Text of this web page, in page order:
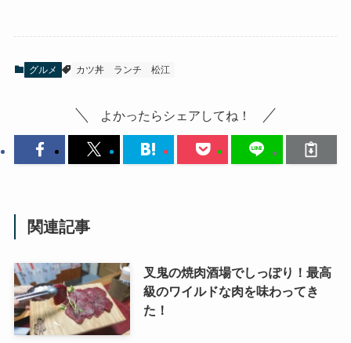
グルメ カツ丼 ランチ 松江
よかったらシェアしてね！
関連記事
叉鬼の焼肉酒場でしっぽり！最高
級のワイルドな肉を味わってき
た！